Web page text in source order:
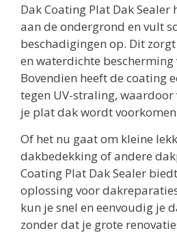
Dak Coating Plat Dak Sealer
aan de ondergrond en vult
beschadigingen op. Dit
en waterdichte bescherming
Bovendien heeft de coating
tegen UV-straling, waardoor
je plat dak wordt
Of het nu gaat om kleine
dakbedekking of andere
Coating Plat Dak Sealer
oplossing voor
kun je snel en eenvoudig je
zonder dat je grote